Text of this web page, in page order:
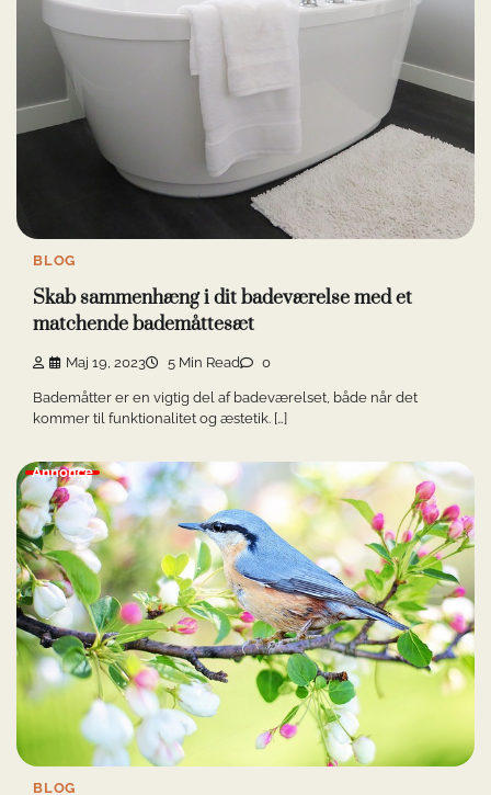
BLOG
Skab sammenhæng i dit badeværelse med et
matchende bademåttesæt
Maj 19, 2023 5 Min Read 0
Bademåtter er en vigtig del af badeværelset, både når det
kommer til funktionalitet og æstetik. […]
Annonce
BLOG